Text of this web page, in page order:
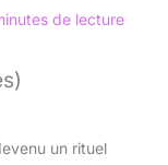
de lecture
un rituel